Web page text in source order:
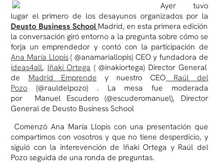
Ayer tuvo
lugar el primero de los desayunos organizados por la
Deusto Business School Madrid, en esta primera edición
la conversación giró entorno a la pregunta sobre cómo se
forja un emprendedor y contó con la participación de
Ana María Llopis( @anamariallopis) CEO y fundadora de
ideas4all, Iñaki Ortega ( @inakiortega) Director General
de Madrid Emprende y nuestro CEO Raúl del
Pozo (@rauldelpozo) . La mesa fue moderada
por Manuel Escudero (@escuderomanuel), Director
General de Deusto Business School
Comenzó Ana María Llopis con una presentación que
compartimos con vosotros y que no tiene desperdicio, y
siguió con la interevención de Iñaki Ortega y Raúl del
Pozo seguida de una ronda de preguntas.